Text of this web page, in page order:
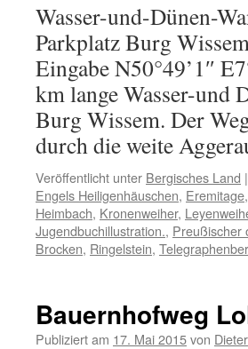
Wasser-und-Dünen-
Parkplatz Burg
Eingabe N50°49’1″
km lange Wasser-und
Burg Wissem. Der
durch die weite
Veröffentlicht unter Bergisches Land |
Engels Heiligenhäuschen, Eremitage,
Heimbach, Kronenweiher,
Jugendbuchillustration., Preußischer
Brocken, Ringelstein,
Bauernhofweg
Publiziert am 17. Mai 2015von Dieter